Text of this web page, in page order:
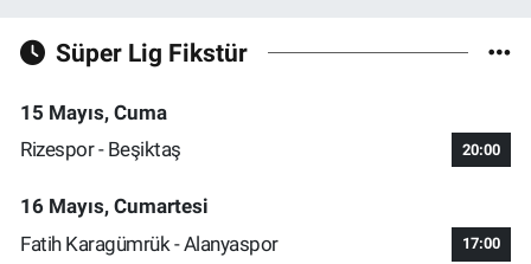
Süper Lig Fikstür
15 Mayıs, Cuma
Rizespor - Beşiktaş
20:00
16 Mayıs, Cumartesi
Fatih Karagümrük - Alanyaspor
17:00